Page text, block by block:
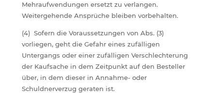
Mehraufwendungen ersetzt zu verlangen.
Weitergehende Ansprüche bleiben vorbehalten.
(4) Sofern die Voraussetzungen von Abs. (3)
vorliegen, geht die Gefahr eines zufälligen
Untergangs oder einer zufälligen Verschlechterung
der Kaufsache in dem Zeitpunkt auf den Besteller
über, in dem dieser in Annahme- oder
Schuldnerverzug geraten ist.